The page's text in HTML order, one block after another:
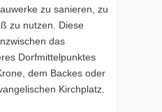
zu sanieren, zu
zu nutzen. Diese
das
Dorfmittelpunktes
dem Backes oder
Kirchplatz.